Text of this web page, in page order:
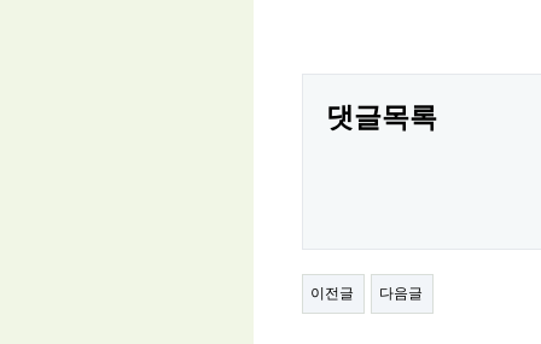
댓글목록
이전글 다음글